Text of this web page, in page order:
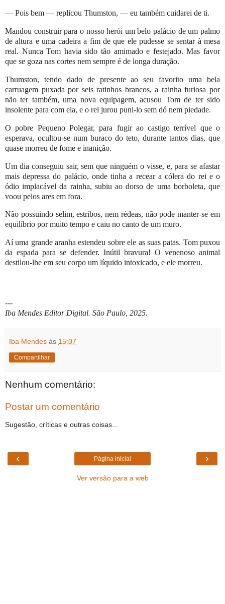
— Pois bem — replicou Thumston, — eu também cuidarei de ti.
Mandou construir para o nosso herói um belo palácio de um palmo
de altura e uma cadeira a fim de que ele pudesse se sentar à mesa
real. Nunca Tom havia sido tão amimado e festejado. Mas favor
que se goza nas cortes nem sempre é de longa duração.
Thumston, tendo dado de presente ao seu favorito uma bela
carruagem puxada por seis ratinhos brancos, a rainha furiosa por
não ter também, uma nova equipagem, acusou Tom de ter sido
insolente para com ela, e o rei jurou puni-lo sem dó nem piedade.
O pobre Pequeno Polegar, para fugir ao castigo terrível que o
esperava, ocultou-se num buraco do teto, durante tantos dias, que
quase morreu de fome e inanição.
Um dia conseguiu sair, sem que ninguém o visse, e, para se afastar
mais depressa do palácio, onde tinha a recear a cólera do rei e o
ódio implacável da rainha, subiu ao dorso de uma borboleta, que
voou pelos ares em fora.
Não possuindo selim, estribos, nem rédeas, não pode manter-se em
equilíbrio por muito tempo e caiu no canto de um muro.
Aí uma grande aranha estendeu sobre ele as suas patas. Tom puxou
da espada para se defender. Inútil bravura! O venenoso animal
destilou-lhe em seu corpo um líquido intoxicado, e ele morreu.
---
Iba Mendes Editor Digital. São Paulo, 2025.
Iba Mendes às 15:07
Compartilhar
Nenhum comentário:
Postar um comentário
Sugestão, críticas e outras coisas...
‹ ›
Página inicial
Ver versão para a web